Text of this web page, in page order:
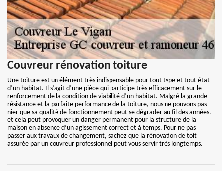
Couvreur rénovation toiture
Une toiture est un élément très indispensable pour tout type et tout état
d’un habitat. Il s’agit d’une pièce qui participe très efficacement sur le
renforcement de la condition de viabilité d’un habitat. Malgré la grande
résistance et la parfaite performance de la toiture, nous ne pouvons pas
nier que sa qualité de fonctionnement peut se dégrader au fil des années,
et cela peut provoquer un danger permanent pour la structure de la
maison en absence d’un agissement correct et à temps. Pour ne pas
passer aux travaux de changement, sachez que la rénovation de toit
assurée par un couvreur professionnel peut vous servir très longtemps.